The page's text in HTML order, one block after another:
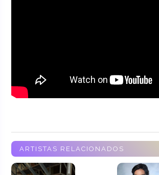
ARTISTAS RELACIONADOS